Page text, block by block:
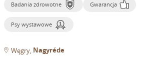
Badania zdrowotne Gwarancja
Psy wystawowe
Węgry Nagyréde